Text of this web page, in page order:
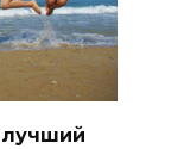
лучший